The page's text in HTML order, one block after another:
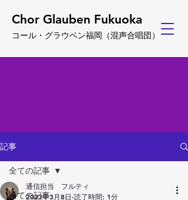
Chor Glauben Fukuoka
コール・グラウベン福岡 （混声合唱団）
記事
全ての記事
全ての記事
通信担当 フルティ
2023年3月8日 読了時間: 1分